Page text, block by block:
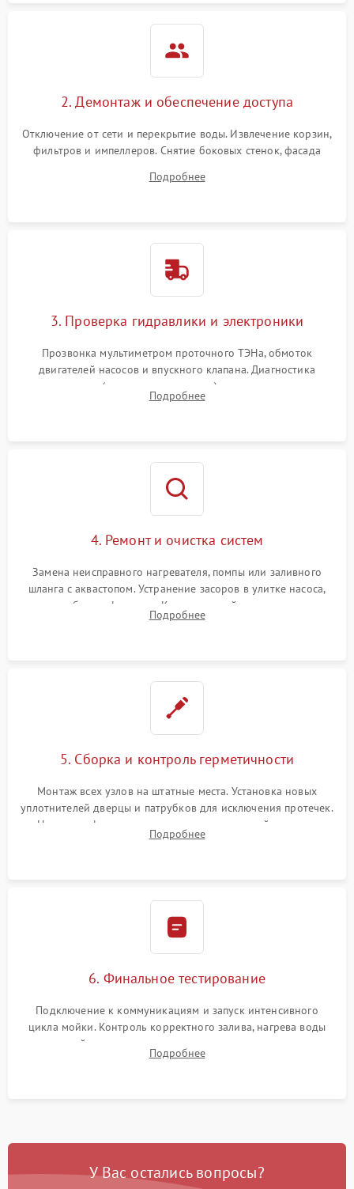
2. Демонтаж и обеспечение доступа
Отключение от сети и перекрытие воды. Извлечение корзин,
фильтров и импеллеров. Снятие боковых стенок, фасада
циркуляционному насосу, ТЭНу и сливной помпе.
Подробнее
3. Проверка гидравлики и электроники
Прозвонка мультиметром проточного ТЭНа, обмоток
двигателей насосов и впускного клапана. Диагностика
прессостата (датчика уровня воды), датчика мутности,
концевика дверцы и электронного модуля управления.
Подробнее
4. Ремонт и очистка систем
Замена неисправного нагревателя, помпы или заливного
шланга с аквастопом. Устранение засоров в улитке насоса,
патрубках и фильтрах. Компонентный ремонт платы
управления, восстановление поврежденной проводки.
Подробнее
5. Сборка и контроль герметичности
Монтаж всех узлов на штатные места. Установка новых
уплотнителей дверцы и патрубков для исключения протечек.
Надежная фиксация хомутов гидравлической системы,
сборка корпуса и установка датчика поплавка.
Подробнее
6. Финальное тестирование
Подключение к коммуникациям и запуск интенсивного
цикла мойки. Контроль корректного залива, нагрева воды
до нужной температуры, отсутствия посторонних шумов,
штатного слива и абсолютной сухости в поддоне.
Подробнее
У Вас остались вопросы?